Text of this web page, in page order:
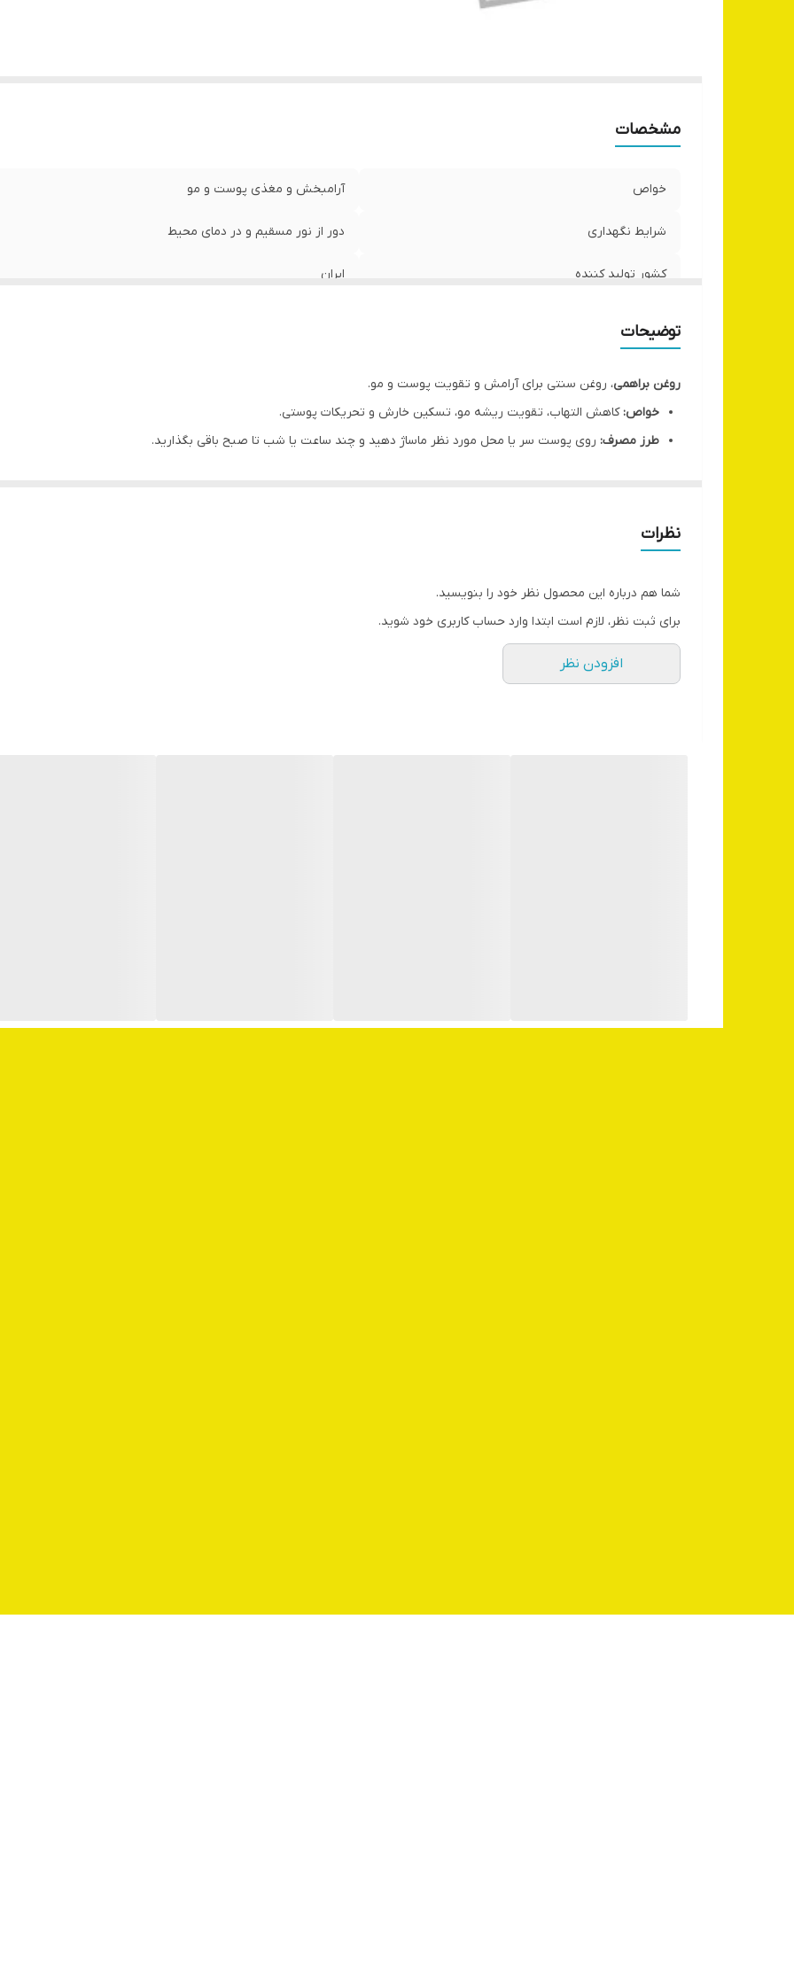
مشخصات
خواص آرامبخش و مغذی پوست و مو
شرایط نگهداری دور از نور مسقیم و در دمای محیط
کشور تولید کننده ایران
توضیحات
روغن براهمی، روغن سنتی برای آرامش و تقویت پوست و مو.
خواص:کاهش التهاب، تقویت ریشه مو، تسکین خارش و تحریکات پوستی.
طرز مصرف: روی پوست سر یا محل مورد نظر ماساژ دهید و چند ساعت یا شب تا صبح باقی بگذارید.
نظرات
شما هم درباره این محصول نظر خود را بنویسید.
برای ثبت نظر، لازم است ابتدا وارد حساب کاربری خود شوید.
افزودن نظر